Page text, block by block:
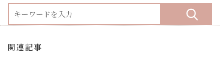
関連記事